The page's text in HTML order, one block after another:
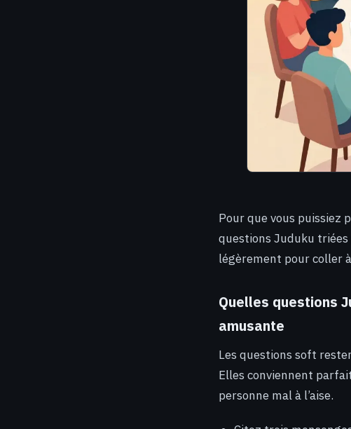
Pour que vous puissiez
questions Juduku
légèrement pour coller
Quelles questions
amusante
Les questions soft
Elles conviennent
personne mal à l’aise.